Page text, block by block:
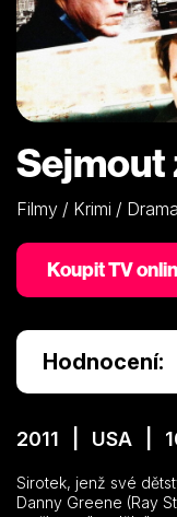
Sejmout
Filmy / Krimi / Drama
Koupit TV
Hodnocení:
2011 | USA |
Sirotek, jenž své
Danny Greene (Ray